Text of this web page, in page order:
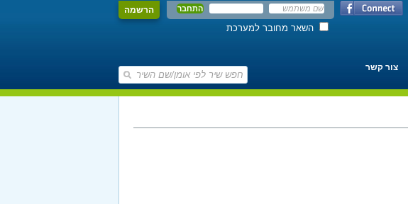
הרשמה
השאר מחובר למערכת
צור קשר